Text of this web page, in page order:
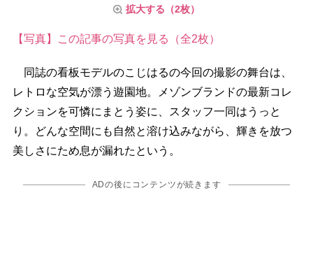
拡大する（2枚）
【写真】この記事の写真を見る（全2枚）
同誌の看板モデルのこじはるの今回の撮影の舞台は、
レトロな空気が漂う遊園地。メゾンブランドの最新コレ
クションを可憐にまとう姿に、スタッフ一同はうっと
り。どんな空間にも自然と溶け込みながら、輝きを放つ
美しさにため息が漏れたという。
ADの後にコンテンツが続きます